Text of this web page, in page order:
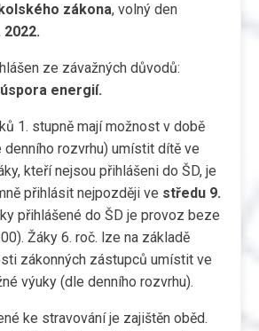
zákona, volný den
2022.
ze závažných důvodů:
energií.
1. stupně mají možnost v době
denního rozvrhu) umístit dítě ve
kteří nejsou přihlášeni do ŠD, je
přihlásit nejpozději ve středu 9.
přihlášené do ŠD je provoz beze
Žáky 6. roč. lze na základě
zákonných zástupců umístit ve
výuky (dle denního rozvrhu).
ke stravování je zajištěn oběd.